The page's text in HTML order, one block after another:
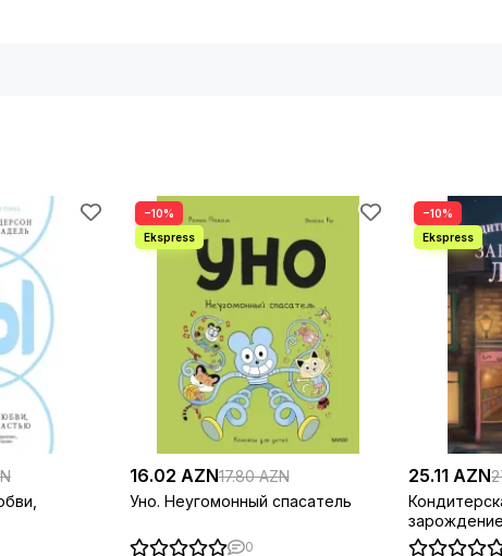
−10%
16.02 AZN17.80 AZN
Уно. Неугомонный спасатель
0
−10%
25.11 AZN